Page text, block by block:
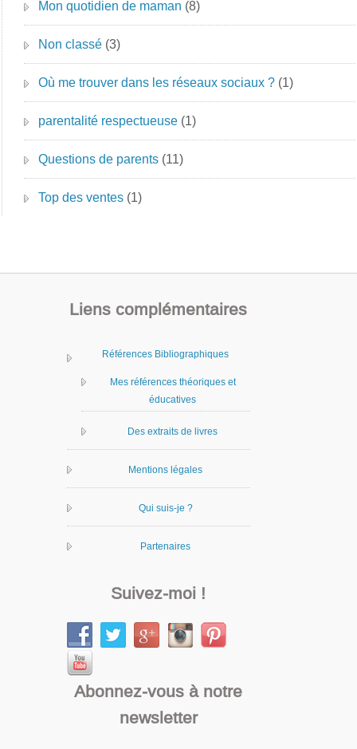
Mon quotidien de maman (8)
Non classé (3)
Où me trouver dans les réseaux sociaux ? (1)
parentalité respectueuse (1)
Questions de parents (11)
Top des ventes (1)
Liens complémentaires
Références Bibliographiques
Mes références théoriques et
éducatives
Des extraits de livres
Mentions légales
Qui suis-je ?
Partenaires
Suivez-moi !
Abonnez-vous à notre
newsletter